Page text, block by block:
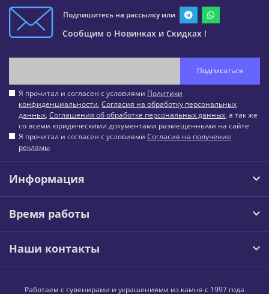
Подпишитесь на рассылку или
Сообщим о Новинках и Скидках !
Подписаться
Я прочитал и согласен с условиями Политики
конфиденциальности, Согласия на обработку персональных
данных, Соглашения об обработке персональных данных, а так же
со всеми юридическими документами размещенными на сайте
Я прочитал и согласен с условиями Согласия на получение
рекламы
Информация
Время работы
Наши контакты
Работаем с сувенирами и украшениями из камня с 1997 года